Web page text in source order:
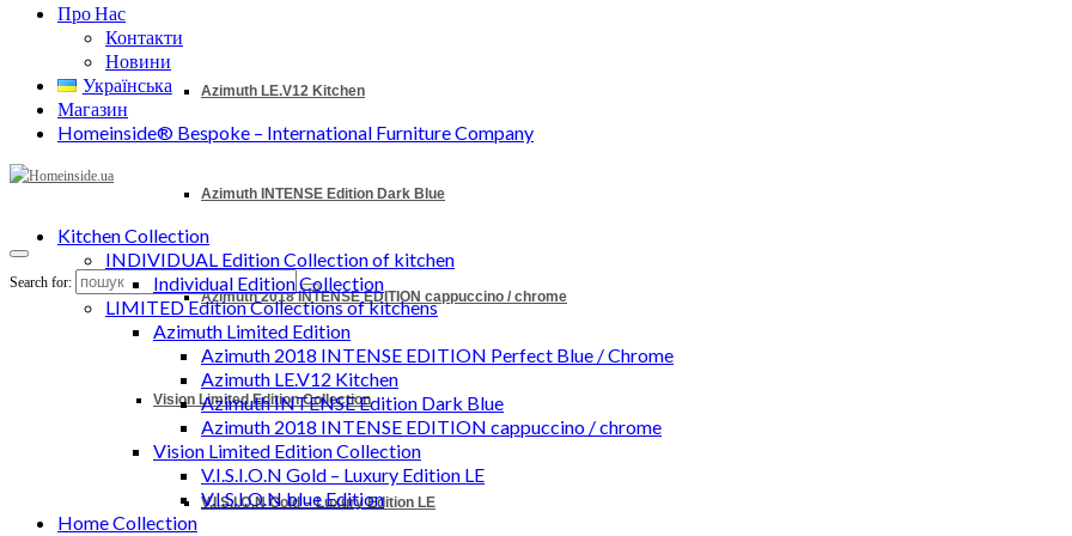
Azimuth LE.V12 Kitchen
Azimuth INTENSE Edition Dark Blue
Azimuth 2018 INTENSE EDITION cappuccino / chrome
Vision Limited Edition Collection
V.I.S.I.O.N Gold – Luxury Edition LE
Про Нас
Контакти
Новини
Українська
Магазин
Homeinside® Bespoke – International Furniture Company
Search for:
Kitchen Collection
INDIVIDUAL Edition Collection of kitchen
Individual Edition Collection
LIMITED Edition Collections of kitchens
Azimuth Limited Edition
Azimuth 2018 INTENSE EDITION Perfect Blue / Chrome
Azimuth LE.V12 Kitchen
Azimuth INTENSE Edition Dark Blue
Azimuth 2018 INTENSE EDITION cappuccino / chrome
Vision Limited Edition Collection
V.I.S.I.O.N Gold – Luxury Edition LE
V.I.S.I.O.N blue Edition
Home Collection